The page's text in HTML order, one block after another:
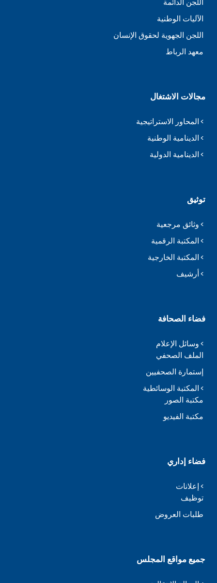
اللجن الدائمة
الآليات الوطنية
اللجن الجهوية لحقوق الإنسان
معهد الرباط
مجالات الاشتغال
المحاور الاستراتيجية
الدينامية الوطنية
الدينامية الدولية
توثيق
وثائق مرجعية
المكتبة الرقمية
المكتبة الخارجية
أرشيف
فضاء الصحافة
وسائل الإعلام
الملف الصحفي
إستمارة الصحفيين
المكتبة الوسائطية
مكتبة الصور
مكتبة الفيديو
فضاء إداري
إعلانات
توظيف
طلبات العروض
جميع مواقع المجلس